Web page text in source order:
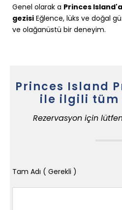
Genel olarak a Princes
gezisi Eğlence, lüks ve doğal
ve olağanüstü bir deneyim.
Princes Island
ile ilgili tüm
Rezervasyon için
Tam Adı ( Gerekli )